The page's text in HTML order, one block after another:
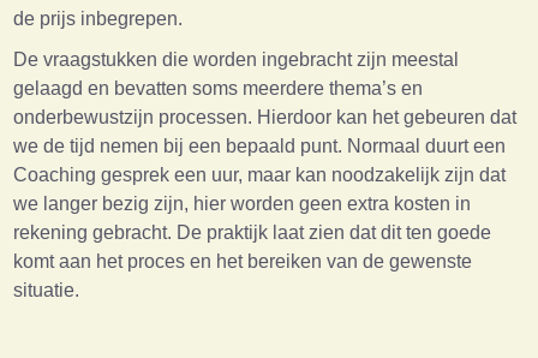
de prijs inbegrepen.
De vraagstukken die worden ingebracht zijn meestal
gelaagd en bevatten soms meerdere thema’s en
onderbewustzijn processen. Hierdoor kan het gebeuren dat
we de tijd nemen bij een bepaald punt. Normaal duurt een
Coaching gesprek een uur, maar kan noodzakelijk zijn dat
we langer bezig zijn, hier worden geen extra kosten in
rekening gebracht. De praktijk laat zien dat dit ten goede
komt aan het proces en het bereiken van de gewenste
situatie.